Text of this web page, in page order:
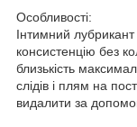
Особливості:
Інтимний
консистенцію без
близькість
слідів і плям на
видалити за